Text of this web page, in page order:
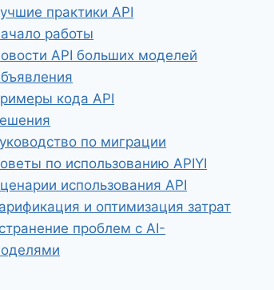
практики API
работы
API больших моделей
кода API
по миграции
по использованию APIYI
использования API
и оптимизация затрат
проблем с AI-